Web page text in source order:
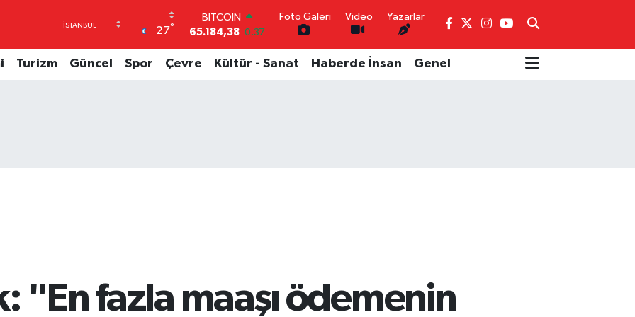
27°
DOLAR
47,7239
0.01
EURO
55,1823 -0.06
Foto Galeri Video Yazarlar
Turizm Güncel Spor Çevre Kültür - Sanat Haberde İnsan Genel
"En fazla maaşı ödemenin